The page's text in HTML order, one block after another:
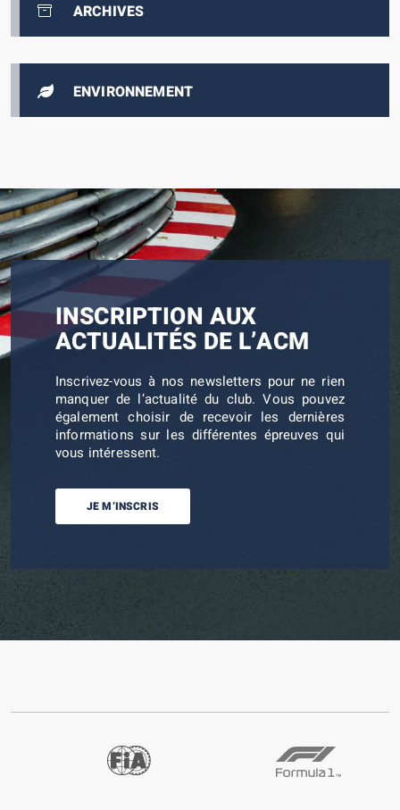
ARCHIVES
ENVIRONNEMENT
INSCRIPTION AUX
ACTUALITÉS DE L’ACM
Inscrivez-vous à nos newsletters pour ne rien
manquer de l’actualité du club. Vous pouvez
également choisir de recevoir les dernières
informations sur les différentes épreuves qui
vous intéressent.
JE M’INSCRIS